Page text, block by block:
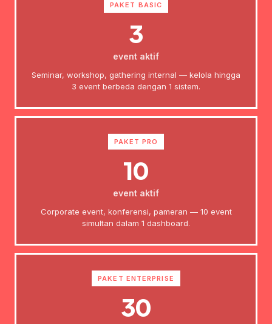
PAKET BASIC
3
event aktif
Seminar, workshop, gathering internal — kelola hingga
3 event berbeda dengan 1 sistem.
PAKET PRO
10
event aktif
Corporate event, konferensi, pameran — 10 event
simultan dalam 1 dashboard.
PAKET ENTERPRISE
30